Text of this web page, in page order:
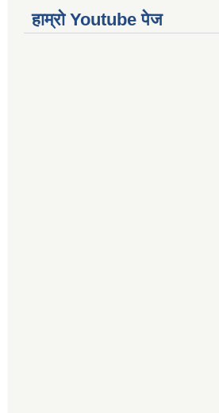
हाम्राे Youtube पेज